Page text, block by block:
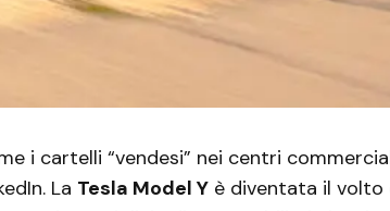
i cartelli “vendesi” nei centri
La Tesla Model Y è diventata il volto